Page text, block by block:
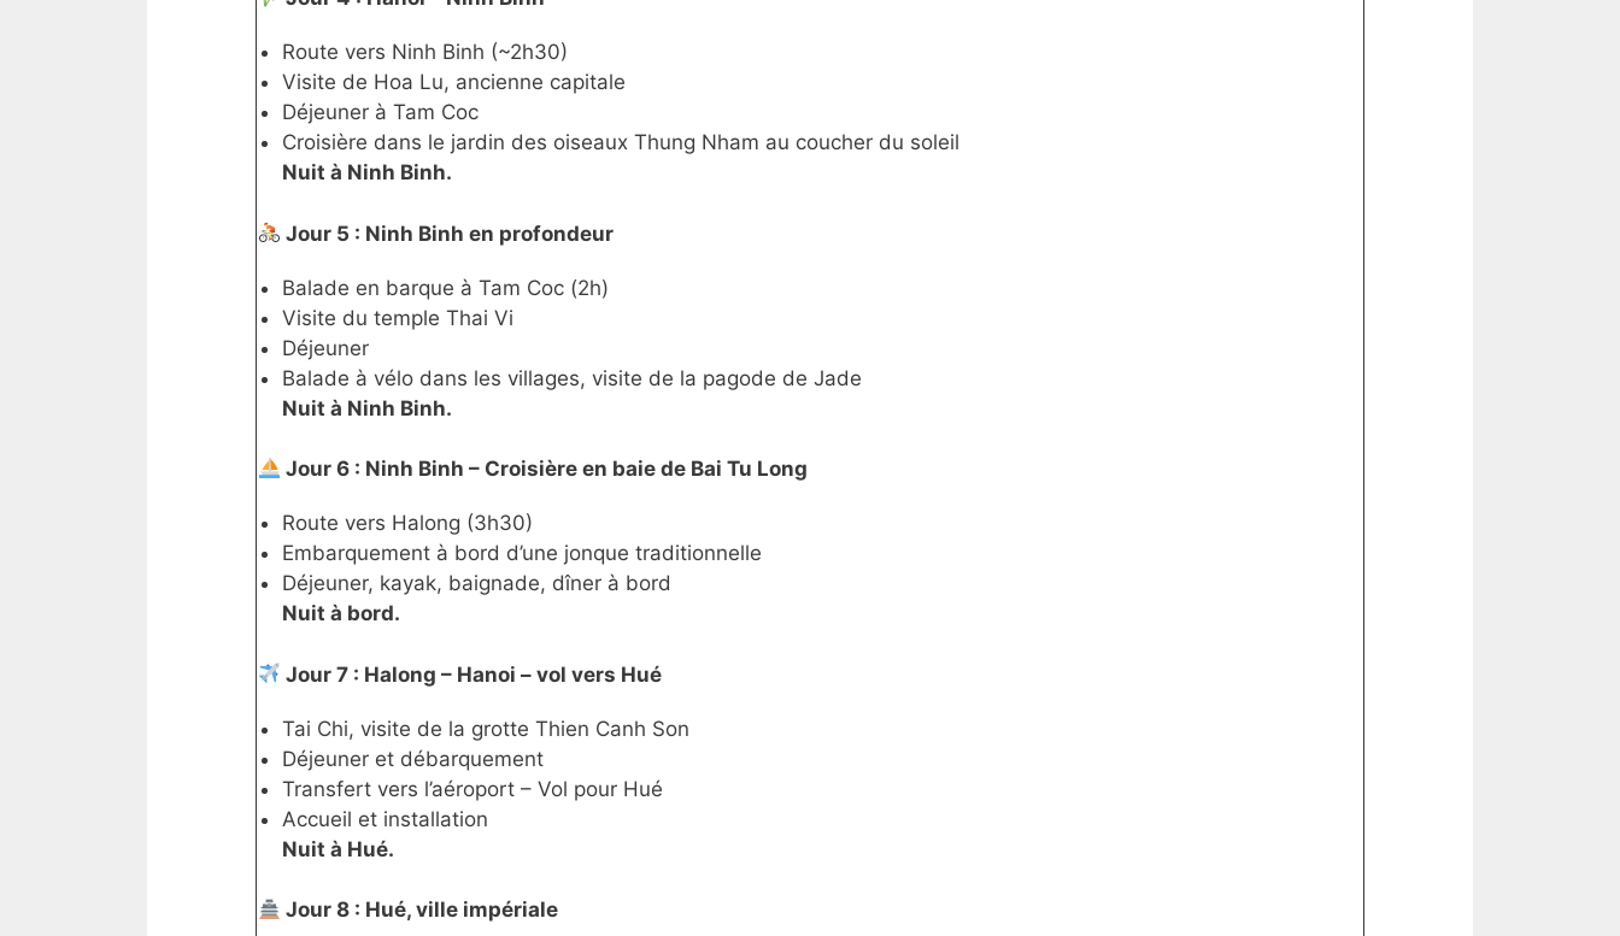
Route vers Ninh Binh (~2h30)
Visite de Hoa Lu, ancienne capitale
Déjeuner à Tam Coc
Croisière dans le jardin des oiseaux Thung Nham au coucher du soleil
Nuit à Ninh Binh.
Jour 5 : Ninh Binh en profondeur
Balade en barque à Tam Coc (2h)
Visite du temple Thai Vi
Déjeuner
Balade à vélo dans les villages, visite de la pagode de Jade
Nuit à Ninh Binh.
Jour 6 : Ninh Binh – Croisière en baie de Bai Tu Long
Route vers Halong (3h30)
Embarquement à bord d’une jonque traditionnelle
Déjeuner, kayak, baignade, dîner à bord
Nuit à bord.
Jour 7 : Halong – Hanoi – vol vers Hué
Tai Chi, visite de la grotte Thien Canh Son
Déjeuner et débarquement
Transfert vers l’aéroport – Vol pour Hué
Accueil et installation
Nuit à Hué.
Jour 8 : Hué, ville impériale